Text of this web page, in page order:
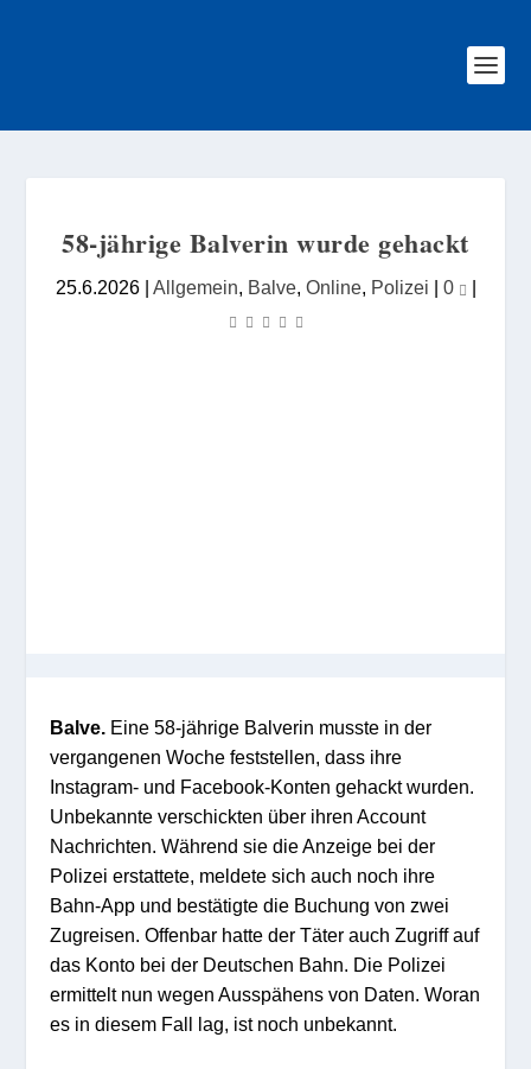
58-jährige Balverin wurde gehackt
25.6.2026| Allgemein, Balve, Online, Polizei | 0 |
Balve. Eine 58-jährige Balverin musste in der
vergangenen Woche feststellen, dass ihre
Instagram- und Facebook-Konten gehackt wurden.
Unbekannte verschickten über ihren Account
Nachrichten. Während sie die Anzeige bei der
Polizei erstattete, meldete sich auch noch ihre
Bahn-App und bestätigte die Buchung von zwei
Zugreisen. Offenbar hatte der Täter auch Zugriff auf
das Konto bei der Deutschen Bahn. Die Polizei
ermittelt nun wegen Ausspähens von Daten. Woran
es in diesem Fall lag, ist noch unbekannt.